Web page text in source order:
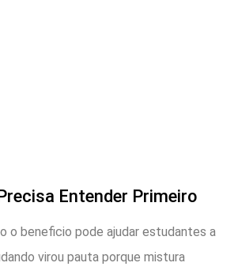
Entender Primeiro
o beneficio pode ajudar estudantes a
virou pauta porque mistura